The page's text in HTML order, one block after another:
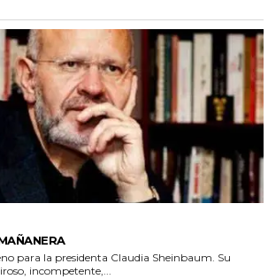
para la presidenta Claudia Sheinbaum. Su
incompetente,...